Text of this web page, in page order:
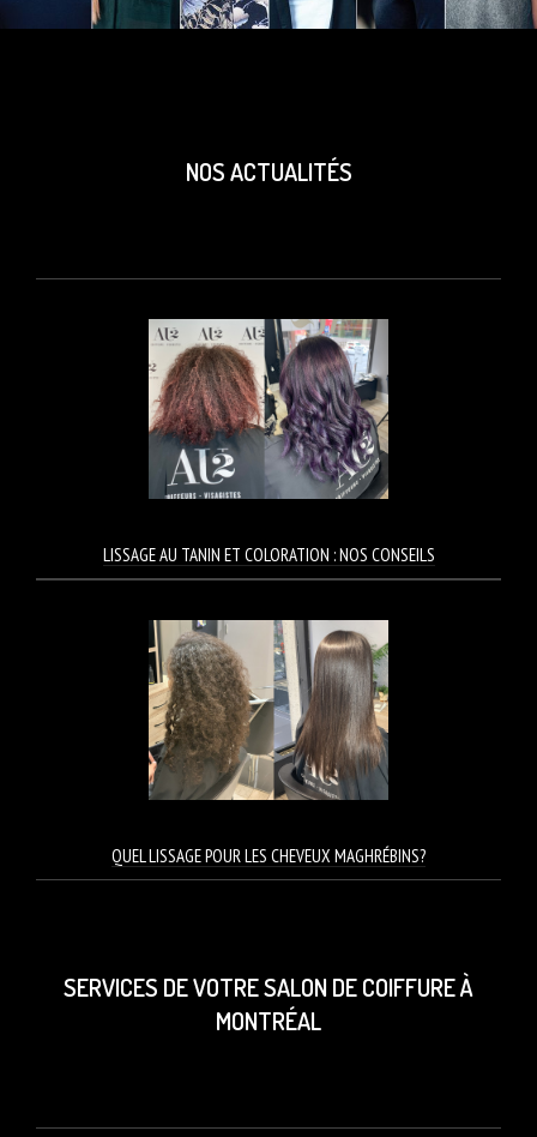
NOS ACTUALITÉS
LISSAGE AU TANIN ET COLORATION : NOS CONSEILS
QUEL LISSAGE POUR LES CHEVEUX MAGHRÉBINS?
SERVICES DE VOTRE SALON DE COIFFURE À
MONTRÉAL